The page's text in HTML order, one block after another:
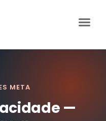
META
—